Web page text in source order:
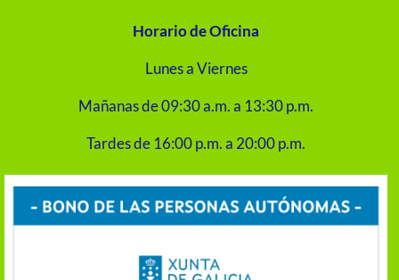
Horario de Oficina
Lunes a Viernes
Mañanas de 09:30 a.m. a 13:30 p.m.
Tardes de 16:00 p.m. a 20:00 p.m.